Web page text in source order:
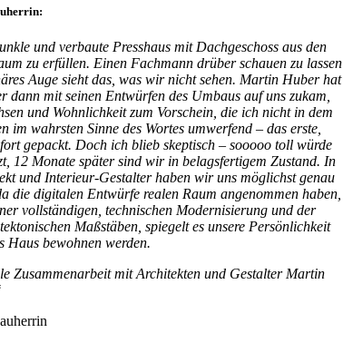
und verbaute Presshaus mit Dachgeschoss aus den
zu erfüllen. Einen Fachmann drüber schauen zu lassen
Auge sieht das, was wir nicht sehen. Martin Huber hat
mit seinen Entwürfen des Umbaus auf uns zukam,
und Wohnlichkeit zum Vorschein, die ich nicht in dem
wahrsten Sinne des Wortes umwerfend – das erste,
gepackt. Doch ich blieb skeptisch – sooooo toll würde
12 Monate später sind wir in belagsfertigem Zustand. In
und Interieur-Gestalter haben wir uns möglichst genau
digitalen Entwürfe realen Raum angenommen haben,
vollständigen, technischen Modernisierung und der
Maßstäben, spiegelt es unsere Persönlichkeit
Haus bewohnen werden.
Zusammenarbeit mit Architekten und Gestalter Martin